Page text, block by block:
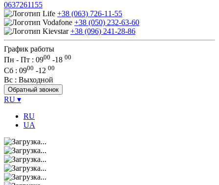
0637261155
+38 (063) 726-11-55
+38 (050) 232-63-60
+38 (096) 241-28-86
График работы
Пн - Пт : 0900 -18 00
Сб : 0900 -12 00
Вс : Выходной
Обратный звонок
RU ▾
RU
UA